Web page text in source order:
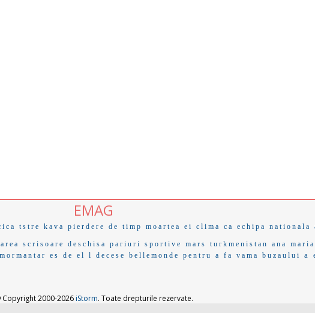
EMAG
tstre kava pierdere de timp moartea ei clima ca echipa nationala
scrisoare deschisa pariuri sportive mars turkmenistan ana
mormantar es de el l decese bellemonde pentru a fa vama buzaului a
Copyright 2000-2026iStorm. Toate drepturile rezervate.